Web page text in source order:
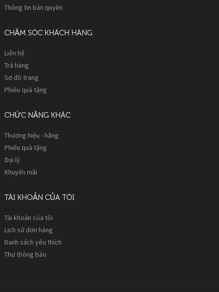
Thông tin bản quyền
CHĂM SÓC KHÁCH HÀNG
Liên hệ
Trả hàng
Sơ đồ trang
Phiếu quà tặng
CHỨC NĂNG KHÁC
Thương hiệu - hãng
Phiếu quà tặng
Đại lý
Khuyến mãi
TÀI KHOẢN CỦA TÔI
Tài khoản của tôi
Lịch sử đơn hàng
Danh sách yêu thích
Thư thông báo